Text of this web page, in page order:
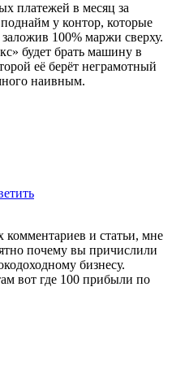
платежей в месяц за
у контор, которые
100% маржи сверху.
будет брать машину в
её берёт неграмотный
наивным.
и статьи, мне
почему вы причислили
бизнесу.
вот где 100 прибыли по